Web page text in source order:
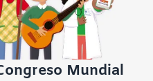
Mundial